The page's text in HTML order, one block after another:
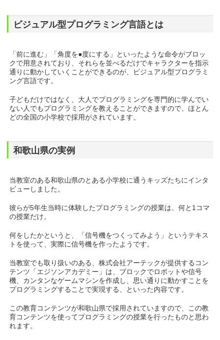
ビジュアル型プログラミング言語とは
「前に進む」「角度を●度にする」といったような命令がブロッ
クで用意されており、それらを並べるだけでキャラクターを指示
通りに動かしていくことができるのが、ビジュアル型プログラミ
ング言語です。
子どもだけではなく、大人でプログラミングを専門的に学んでい
ない人でもプログラミングを教えることができますので、ほとん
どの全国の小学校で採用がされています。
和歌山県の実例
当教室のある和歌山県のとある小学校に通うキッズたちにインタ
ビューしました。
彼らが5年生当時に体験したプログラミングの授業は、何と1コマ
の授業だけ。
何をしたかというと、「信号機をつくってみよう」というテキス
トを使って、実際に信号機を作ったようです。
当教室でも取り扱いのある、株式会社アーテックが提供するコン
テンツ「エジソンアカデミー」は、ブロックでロボットや信号
機、カンタンなゲームマシンを作成し、思い通りに動かすことを
プログラミングすることで実現する、といった内容です。
この教育コンテンツが和歌山県で採用されていますので、この教
育コンテンツを使ってプログラミングの授業を行ったものと思わ
れます。